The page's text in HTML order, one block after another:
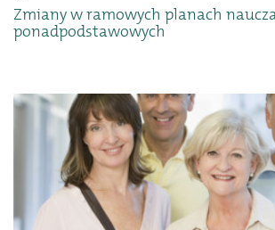
Zmiany w ramowych planach
ponadpodstawowych